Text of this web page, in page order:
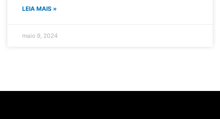
LEIA MAIS »
maio 9, 2024